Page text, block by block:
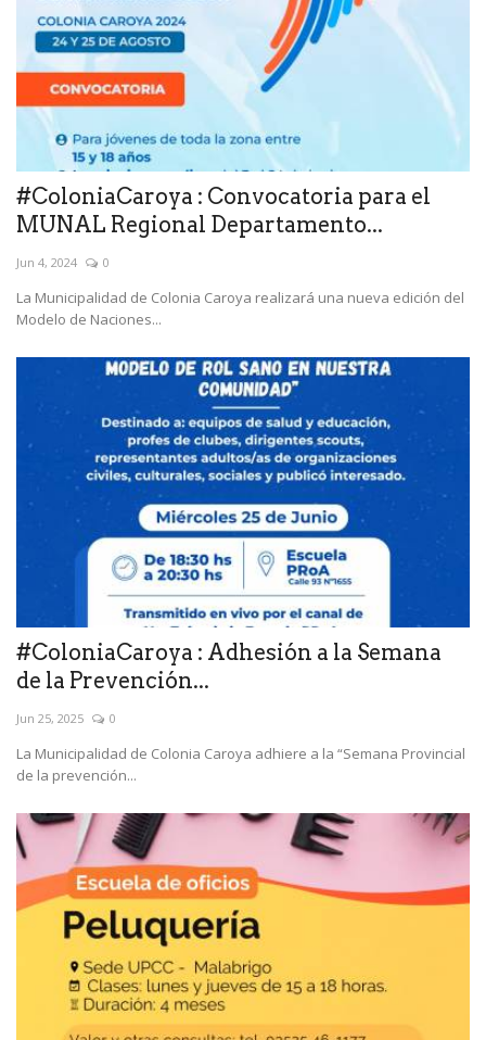
#ColoniaCaroya : Convocatoria para el
MUNAL Regional Departamento...
Jun 4, 2024 0
La Municipalidad de Colonia Caroya realizará una nueva edición del
Modelo de Naciones...
#ColoniaCaroya : Adhesión a la Semana
de la Prevención...
Jun 25, 2025 0
La Municipalidad de Colonia Caroya adhiere a la “Semana Provincial
de la prevención...